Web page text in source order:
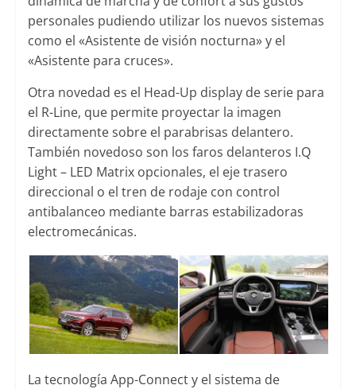
personales pudiendo utilizar los nuevos sistemas
como el «Asistente de visión nocturna» y el
«Asistente para cruces».
Otra novedad es el Head-Up display de serie para
el R-Line, que permite proyectar la imagen
directamente sobre el parabrisas delantero.
También novedoso son los faros delanteros I.Q
Light – LED Matrix opcionales, el eje trasero
direccional o el tren de rodaje con control
antibalanceo mediante barras estabilizadoras
electromecánicas.
La tecnología App-Connect y el sistema de